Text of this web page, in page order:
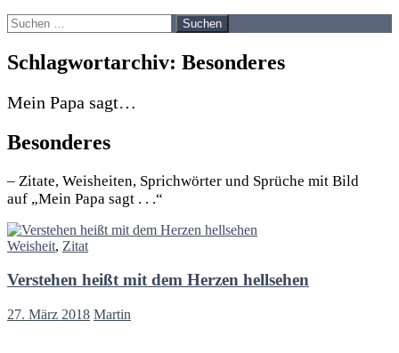
Suchen
nach:
Schlagwortarchiv: Besonderes
Mein Papa sagt…
Besonderes
– Zitate, Weisheiten, Sprichwörter und Sprüche mit Bild
auf „Mein Papa sagt . . .“
Weisheit, Zitat
Verstehen heißt mit dem Herzen hellsehen
27. März 2018 Martin